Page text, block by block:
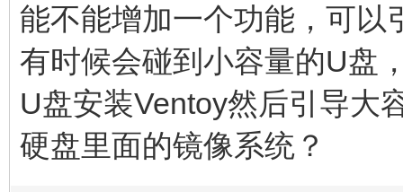
能不能增加一个功能，可以
有时候会碰到小容量的U盘
U盘安装Ventoy然后引导大
硬盘里面的镜像系统？